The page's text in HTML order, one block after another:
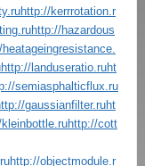
http://kerrrotation.r
http://hazardous
http://landuseratio.ruht
semiasphalticflux.ru
gaussianfilter.ruht
http://cott
http://objectmodule.r